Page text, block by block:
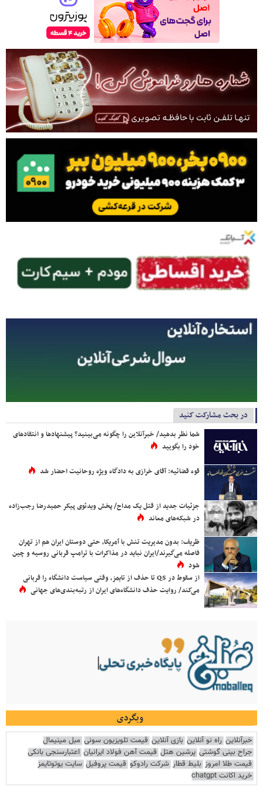
در بحث مشارکت کنید
شما نظر بدهید/ خبرآنلاین را چگونه می‌بینید؟ پیشنهادها و انتقادهای
خود را بگویید
قوه قضائیه: آقای خرازی به دادگاه ویژه روحانیت احضار شد
جزئیات جدید از قتل یک مداح/ پخش ویدئوی پیکر حمیدرضا رجب‌زاده
در شبکه‌های معاند
ظریف: بدون مدیریت تنش با آمریکا، حتی دوستان ایران هم از تهران
فاصله می‌گیرند/ایران نباید در مذاکرات با ترامپ قربانی روسیه و چین
شود
از سقوط در QS تا حذف از تایمز، وقتی سیاست دانشگاه را قربانی
می‌کند/ روایت حذف دانشگاه‌های ایران از رتبه‌بندی‌های جهانی
وبگردی
خبرآنلاین راه نو آنلاین بازی آنلاین قیمت تلویزیون سونی مبل مینیمال
جراح بینی گوشتی پرشین هتل قیمت آهن فولاد ایرانیان اعتبارسنجی بانکی
قیمت طلا امروز بلیط قطار شرکت رادوکو قیمت پروفیل سایت یوتوتایمز
خرید اکانت chatgpt